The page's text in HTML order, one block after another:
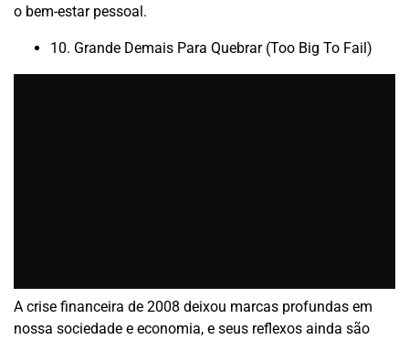
o bem-estar pessoal.
10. Grande Demais Para Quebrar (Too Big To Fail)
A crise financeira de 2008 deixou marcas profundas em
nossa sociedade e economia, e seus reflexos ainda são